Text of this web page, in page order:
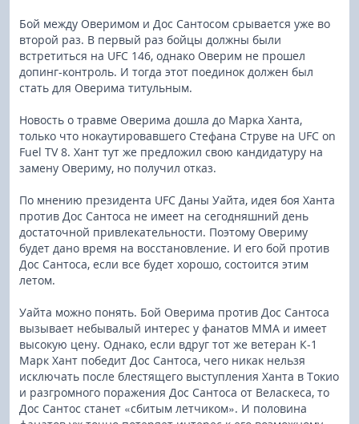
Бой между Оверимом и Дос Сантосом срывается уже во
второй раз. В первый раз бойцы должны были
встретиться на UFC 146, однако Оверим не прошел
допинг-контроль. И тогда этот поединок должен был
стать для Оверима титульным.
Новость о травме Оверима дошла до Марка Ханта,
только что нокаутировавшего Стефана Струве на UFC on
Fuel TV 8. Хант тут же предложил свою кандидатуру на
замену Овериму, но получил отказ.
По мнению президента UFC Даны Уайта, идея боя Ханта
против Дос Сантоса не имеет на сегодняшний день
достаточной привлекательности. Поэтому Овериму
будет дано время на восстановление. И его бой против
Дос Сантоса, если все будет хорошо, состоится этим
летом.
Уайта можно понять. Бой Оверима против Дос Сантоса
вызывает небывалый интерес у фанатов ММА и имеет
высокую цену. Однако, если вдруг тот же ветеран К-1
Марк Хант победит Дос Сантоса, чего никак нельзя
исключать после блестящего выступления Ханта в Токио
и разгромного поражения Дос Сантоса от Веласкеса, то
Дос Сантос станет «сбитым летчиком». И половина